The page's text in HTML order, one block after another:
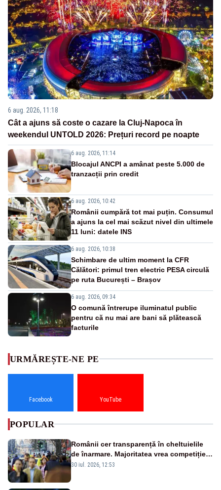
6 aug. 2026, 11:18
Cât a ajuns să coste o cazare la Cluj-Napoca în
weekendul UNTOLD 2026: Prețuri record pe noapte
6 aug. 2026, 11:14
Blocajul ANCPI a amânat peste 5.000 de
tranzacții prin credit
6 aug. 2026, 10:42
Românii cumpără tot mai puțin. Consumul
a ajuns la cel mai scăzut nivel din ultimele
11 luni: datele INS
6 aug. 2026, 10:38
Schimbare de ultim moment la CFR
Călători: primul tren electric PESA circulă
pe ruta București – Brașov
6 aug. 2026, 09:34
O comună întrerupe iluminatul public
pentru că nu mai are bani să plătească
facturile
URMĂREȘTE-NE PE
Facebook YouTube
POPULAR
Românii cer transparență în cheltuielile
de înarmare. Majoritatea vrea competiție
reală și industrie locală – SONDAJ
30 iul. 2026, 12:53